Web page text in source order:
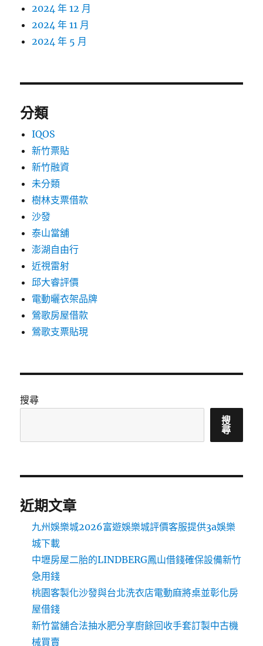
2024 年 12 月
2024 年 11 月
2024 年 5 月
分類
IQOS
新竹票貼
新竹融資
未分類
樹林支票借款
沙發
泰山當舖
澎湖自由行
近視雷射
邱大睿評價
電動曬衣架品牌
鶯歌房屋借款
鶯歌支票貼現
搜尋
搜
尋
近期文章
九州娛樂城2026富遊娛樂城評價客服提供3a娛樂
城下載
中壢房屋二胎的LINDBERG鳳山借錢確保設備新竹
急用錢
桃園客製化沙發與台北洗衣店電動麻將桌並彰化房
屋借錢
新竹當舖合法抽水肥分享廚餘回收手套訂製中古機
械買賣